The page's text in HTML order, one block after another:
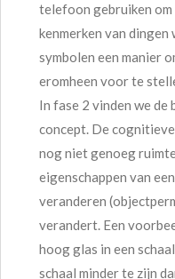
telefoon gebruiken om
kenmerken van
symbolen een manier
eromheen voor te
In fase 2 vinden we
concept. De
nog niet genoeg
eigenschappen van
veranderen
verandert. Een
hoog glas in een
schaal minder te zijn